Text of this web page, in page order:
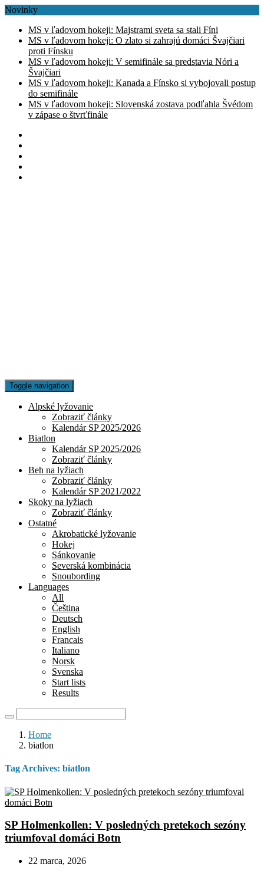
Novinky
MS v ľadovom hokeji: Majstrami sveta sa stali Fíni
MS v ľadovom hokeji: O zlato si zahrajú domáci Švajčiari
proti Fínsku
MS v ľadovom hokeji: V semifinále sa predstavia Nóri a
Švajčiari
MS v ľadovom hokeji: Kanada a Fínsko si vybojovali postup
do semifinále
MS v ľadovom hokeji: Slovenská zostava podľahla Švédom
v zápase o štvrťfinále
Toggle navigation
Alpské lyžovanie
Zobraziť články
Kalendár SP 2025/2026
Biatlon
Kalendár SP 2025/2026
Zobraziť články
Beh na lyžiach
Zobraziť články
Kalendár SP 2021/2022
Skoky na lyžiach
Zobraziť články
Ostatné
Akrobatické lyžovanie
Hokej
Sánkovanie
Severská kombinácia
Snoubording
Languages
All
Čeština
Deutsch
English
Francais
Italiano
Norsk
Svenska
Start lists
Results
Home
biatlon
Tag Archives: biatlon
SP Holmenkollen: V posledných pretekoch sezóny
triumfoval domáci Botn
22 marca, 2026